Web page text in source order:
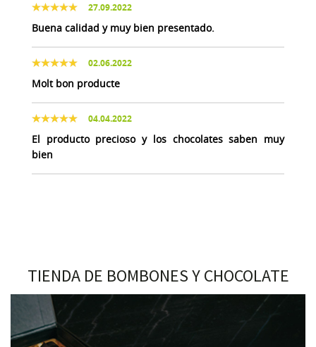
27.09.2022
Buena calidad y muy bien presentado.
02.06.2022
Molt bon producte
04.04.2022
El producto precioso y los chocolates saben muy
bien
TIENDA DE BOMBONES Y CHOCOLATE